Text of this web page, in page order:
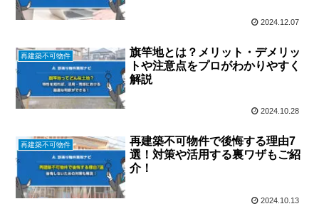
2024.12.07
再建築不可物件
旗竿地とは？メリット・デメリッ
トや注意点をプロがわかりやすく
解説
2024.10.28
再建築不可物件
再建築不可物件で後悔する理由7
選！対策や活用する裏ワザもご紹
介！
2024.10.13